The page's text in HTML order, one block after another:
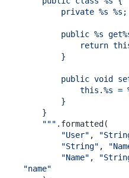
    """
.formatted(
"User" ,
"String" ,
"Name" ,
"name"